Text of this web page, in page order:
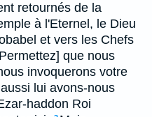
retournés de la
à l'Eternel, le Dieu
et vers les Chefs
que nous
invoquerons votre
lui avons-nous
haddon Roi